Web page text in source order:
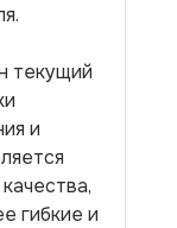
текущий
и
гибкие и